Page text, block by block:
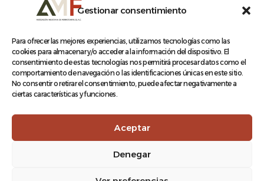
Gestionar consentimiento
Para ofrecer las mejores experiencias, utilizamos tecnologías como las
cookies para almacenar y/o acceder a la información del dispositivo. El
consentimiento de estas tecnologías nos permitirá procesar datos como el
comportamiento de navegación o las identificaciones únicas en este sitio.
No consentir o retirar el consentimiento, puede afectar negativamente a
ciertas características y funciones.
Aceptar
Denegar
Manuel María Contreras 133, Cuauhtémoc,